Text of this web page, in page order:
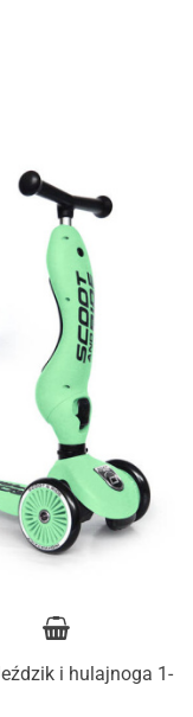
i hulajnoga 1-